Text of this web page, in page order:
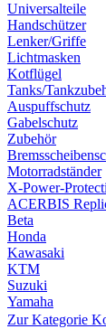
Universalteile
Handschützer
Lenker/Griffe
Lichtmasken
Kotflügel
Tanks/
Auspuffschutz
Gabelschutz
Zubehör
Motorradständer
X-Power-
ACERBIS
Beta
Honda
Kawasaki
KTM
Suzuki
Yamaha
Zur Kategorie